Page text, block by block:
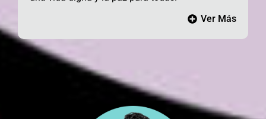
Ver Más